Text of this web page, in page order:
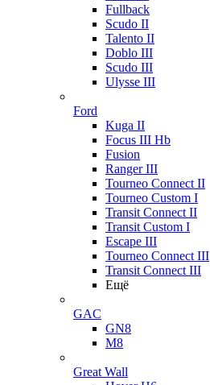
Fullback
Scudo II
Talento II
Doblo III
Scudo III
Ulysse III
Ford
Kuga II
Focus III Hb
Fusion
Ranger III
Tourneo Connect II
Tourneo Custom I
Transit Connect II
Transit Custom I
Escape III
Tourneo Connect III
Transit Connect III
Ещё
GAC
GN8
M8
Great Wall